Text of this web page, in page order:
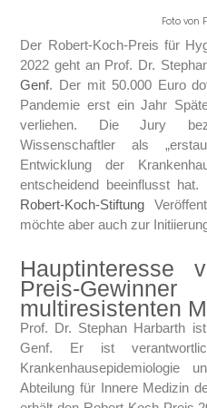
Foto von
Der Robert-Koch-Preis für
2022 geht an Prof. Dr.
Genf. Der mit 50.000 Euro
Pandemie erst ein Jahr
verliehen. Die Jury
Wissenschaftler als
Entwicklung der
entscheidend beeinflusst
Robert-Koch-Stiftung
möchte aber auch zur
Hauptinteresse
Preis-
multiresistenten
Prof. Dr. Stephan Harbarth
Genf. Er ist
Krankenhausepidemiologie
Abteilung für Innere Medizin